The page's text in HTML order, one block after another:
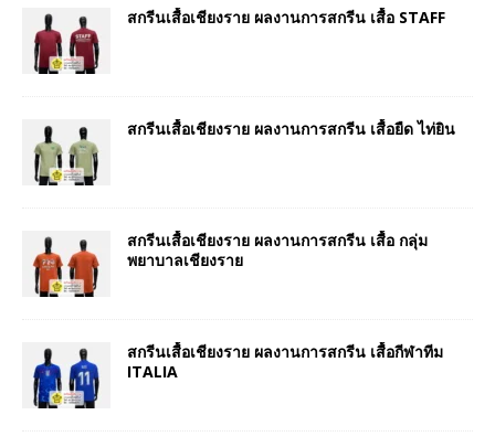
สกรีนเสื้อเชียงราย ผลงานการสกรีน เสื้อ STAFF
สกรีนเสื้อเชียงราย ผลงานการสกรีน เสื้อยืด ไท่ยิน
สกรีนเสื้อเชียงราย ผลงานการสกรีน เสื้อ กลุ่ม
พยาบาลเชียงราย
สกรีนเสื้อเชียงราย ผลงานการสกรีน เสื้อกีฬาทีม
ITALIA